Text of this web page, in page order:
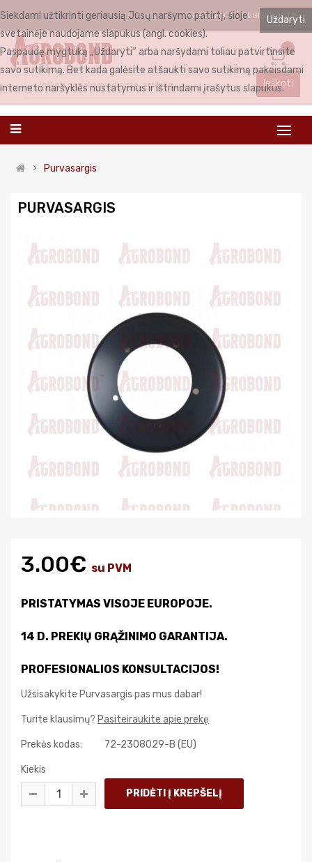
LIETUVIŲ PRISIJUNGTI REGISTRUOTIS
0
Ieškoti
Purvasargis
PURVASARGIS
3.00€ su PVM
PRISTATYMAS VISOJE EUROPOJE.
14 D. PREKIŲ GRĄŽINIMO GARANTIJA.
PROFESIONALIOS KONSULTACIJOS!
Užsisakykite Purvasargis pas mus dabar!
Turite klausimų? Pasiteiraukite apie prekę
Prekės kodas: 72-2308029-B (EU)
Kiekis
Uždaryti
Siekdami užtikrinti geriausią Jūsų naršymo patirtį, šioje
svetainėje naudojame slapukus (angl. cookies).
Paspaudę mygtuką „Uždaryti“ arba naršydami toliau patvirtinsite
savo sutikimą. Bet kada galėsite atšaukti savo sutikimą pakeisdami
interneto naršyklės nustatymus ir ištrindami įrašytus slapukus.